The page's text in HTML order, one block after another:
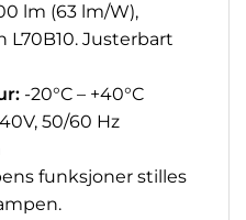
lm (63 lm/W),
L70B10. Justerbart
-20°C – +40°C
50/60 Hz
funksjoner stilles